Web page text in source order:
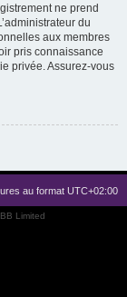
ne prend
du
aux membres
pris connaissance
privée. Assurez-vous
au format UTC+02:00
Limited